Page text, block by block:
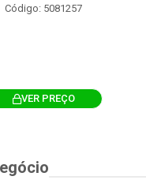
Código: 5081257
VER PREÇO